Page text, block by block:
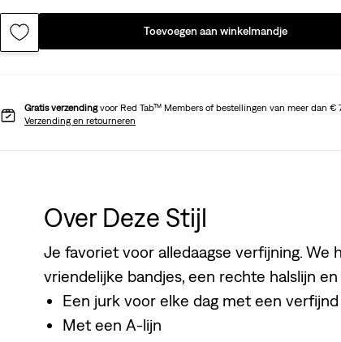
Toevoegen aan winkelmandje
Gratis verzendingvoor Red Tab™ Members of bestellingen van meer dan €
Verzending en retourneren
Over Deze Stijl
Je favoriet voor alledaagse verfijning.
vriendelijke bandjes, een rechte halslijn
Een jurk voor elke dag met een
Met een A-lijn